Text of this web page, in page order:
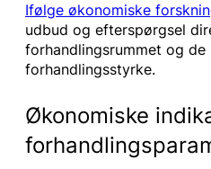
Ifølge økonomiske
udbud og efterspørgsel
forhandlingsrummet og
forhandlingsstyrke.
Økonomiske